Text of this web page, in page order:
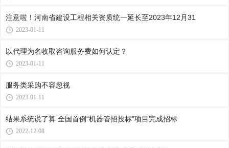
注意啦！河南省建设工程相关资质统一延长至2023年12月31
2023-01-11
以代理为名收取咨询服务费如何认定？
2023-01-11
服务类采购不容忽视
2023-01-11
结果系统说了算 全国首例“机器管招投标”项目完成招标
2022-12-08